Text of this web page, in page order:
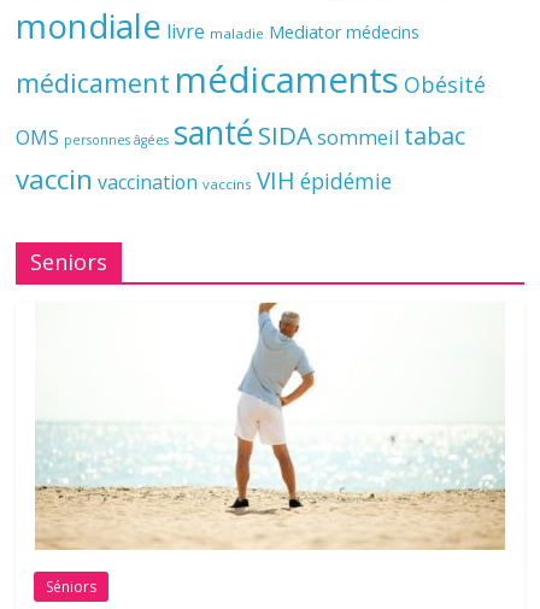
mondiale livre maladie Mediator médecins
médicament médicaments Obésité
OMS personnes âgées santé SIDAsommeil tabac
vaccin vaccination vaccins VIH épidémie
Seniors
Séniors